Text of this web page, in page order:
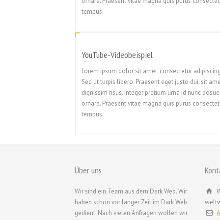
tempus.
YouTube-Videobeispiel
Lorem ipsum dolor sit amet, consectetur
Sed ut turpis libero. Praesent eget justo dui, sit
dignissim risus. Integer pretium urna id nunc
ornare. Praesent vitae magna quis purus
tempus.
Über uns
Wir sind ein Team aus dem Dark Web. Wir
haben schon vor langer Zeit im Dark Web
gedient. Nach vielen Anfragen wollen wir